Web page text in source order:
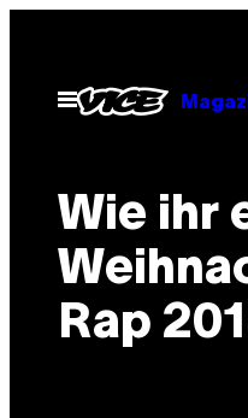
contentOpen
Menu
Wie ihr
Rap